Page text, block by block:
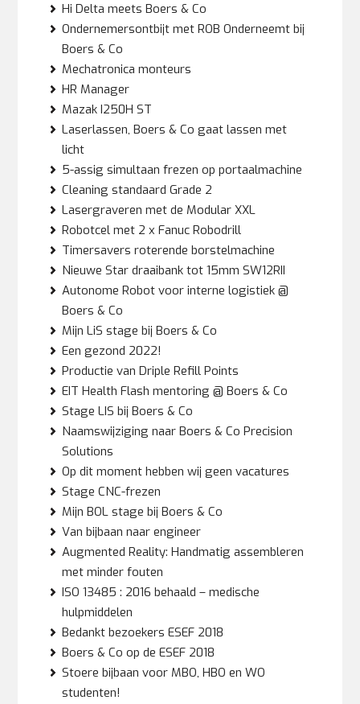
Hi Delta meets Boers & Co
Ondernemersontbijt met ROB Onderneemt bij
Boers & Co
Mechatronica monteurs
HR Manager
Mazak I250H ST
Laserlassen, Boers & Co gaat lassen met
licht
5-assig simultaan frezen op portaalmachine
Cleaning standaard Grade 2
Lasergraveren met de Modular XXL
Robotcel met 2 x Fanuc Robodrill
Timersavers roterende borstelmachine
Nieuwe Star draaibank tot 15mm SW12RII
Autonome Robot voor interne logistiek @
Boers & Co
Mijn LiS stage bij Boers & Co
Een gezond 2022!
Productie van Driple Refill Points
EIT Health Flash mentoring @ Boers & Co
Stage LIS bij Boers & Co
Naamswijziging naar Boers & Co Precision
Solutions
Op dit moment hebben wij geen vacatures
Stage CNC-frezen
Mijn BOL stage bij Boers & Co
Van bijbaan naar engineer
Augmented Reality: Handmatig assembleren
met minder fouten
ISO 13485 : 2016 behaald – medische
hulpmiddelen
Bedankt bezoekers ESEF 2018
Boers & Co op de ESEF 2018
Stoere bijbaan voor MBO, HBO en WO
studenten!